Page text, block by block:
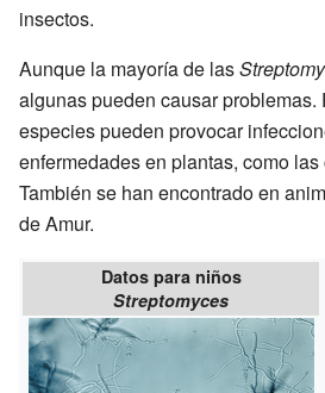
insectos.
Aunque la mayoría de las
algunas pueden causar problemas.
especies pueden provocar
enfermedades en plantas, como
También se han encontrado en
de Amur.
Datos para niños
Streptomyces